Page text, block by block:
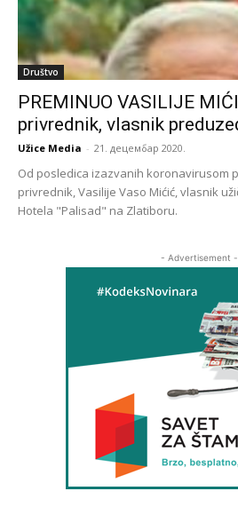
Društvo
PREMINUO VASILIJE
privrednik, vlasnik
Užice Media - 21. децембар 2020.
Od posledica izazvanih koronavirusom
privrednik, Vasilije Vaso Mićić, vlasnik
Hotela "Palisad" na Zlatiboru.
- Advertisement -